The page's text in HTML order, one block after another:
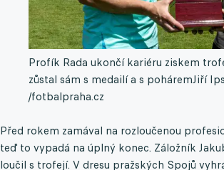
Profík Rada ukončí kariéru ziskem
zůstal sám s medailí a s poháremJiří
/fotbalpraha.cz
Před rokem zamával na rozloučenou
teď to vypadá na úplný konec. Záložník
loučil s trofejí. V dresu pražských Spojů